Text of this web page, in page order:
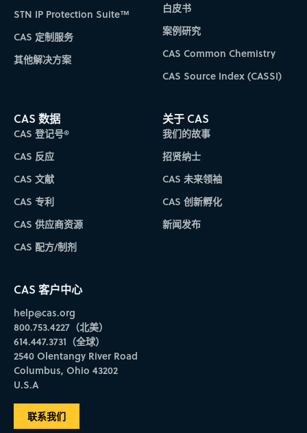
STN IP Protection Suite™
CAS 定制服务
其他解决方案
白皮书
案例研究
CAS Common Chemistry
CAS Source Index (CASSI)
CAS 数据
CAS 登记号®
CAS 反应
CAS 文献
CAS 专利
CAS 供应商资源
CAS 配方/制剂
关于 CAS
我们的故事
招贤纳士
CAS 未来领袖
CAS 创新孵化
新闻发布
CAS 客户中心
help@cas.org
800.753.4227（北美）
614.447.3731（全球）
2540 Olentangy River Road
Columbus, Ohio 43202
U.S.A
联系我们